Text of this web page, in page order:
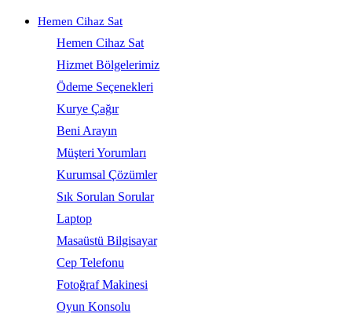
Hemen Cihaz Sat
Hemen Cihaz Sat
Hizmet Bölgelerimiz
Ödeme Seçenekleri
Kurye Çağır
Beni Arayın
Müşteri Yorumları
Kurumsal Çözümler
Sık Sorulan Sorular
Laptop
Masaüstü Bilgisayar
Cep Telefonu
Fotoğraf Makinesi
Oyun Konsolu